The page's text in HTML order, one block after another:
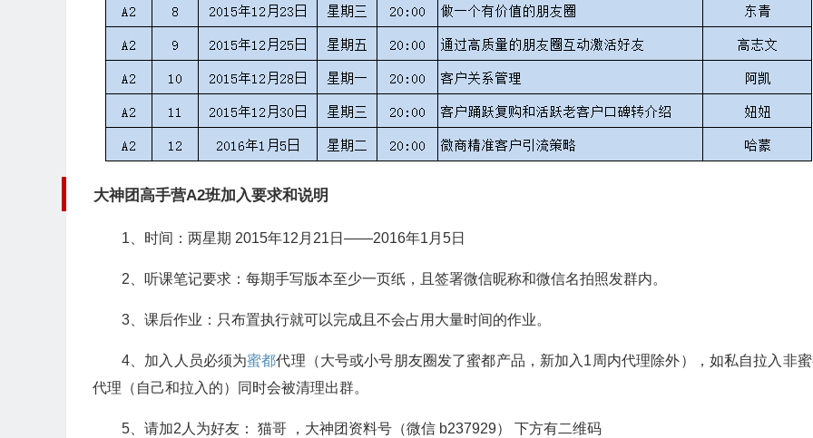
大神团高手营A2班加入要求和说明
1、时间：两星期 2015年12月21日——2016年1月5日
2、听课笔记要求：每期手写版本至少一页纸，且签署微信昵称和微信名拍照发群内。
3、课后作业：只布置执行就可以完成且不会占用大量时间的作业。
4、加入人员必须为蜜都代理（大号或小号朋友圈发了蜜都产品，新加入1周内代理除外），如私自拉入非
代理（自己和拉入的）同时会被清理出群。
5、请加2人为好友： 猫哥 ，大神团资料号（微信 b237929） 下方有二维码